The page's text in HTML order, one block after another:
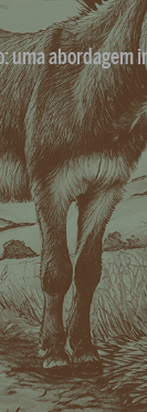
uma abordagem